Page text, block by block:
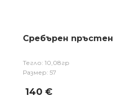
Сребърен пръстен
Тегло: 10,08гр
Размер: 57
140 €